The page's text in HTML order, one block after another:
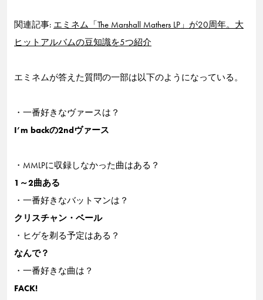
関連記事: エミネム「The Marshall Mathers LP」が20周年。大
ヒットアルバムの豆知識を5つ紹介
エミネムが答えた質問の一部は以下のようになっている。
・一番好きなヴァースは？
I’m backの2ndヴァース
・MMLPに収録しなかった曲はある？
1～2曲ある
・一番好きなバットマンは？
クリスチャン・ベール
・ヒゲを剃る予定はある？
なんで？
・一番好きな曲は？
FACK!